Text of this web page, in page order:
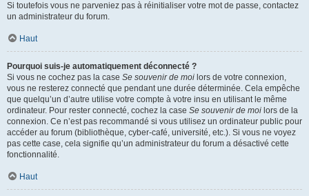
Si toutefois vous ne parveniez pas à réinitialiser votre mot de passe, contactez
un administrateur du forum.
Haut
Pourquoi suis-je automatiquement déconnecté ?
Si vous ne cochez pas la case Se souvenir de moi lors de votre connexion,
vous ne resterez connecté que pendant une durée déterminée. Cela empêche
que quelqu’un d’autre utilise votre compte à votre insu en utilisant le même
ordinateur. Pour rester connecté, cochez la case Se souvenir de moi lors de la
connexion. Ce n’est pas recommandé si vous utilisez un ordinateur public pour
accéder au forum (bibliothèque, cyber-café, université, etc.). Si vous ne voyez
pas cette case, cela signifie qu’un administrateur du forum a désactivé cette
fonctionnalité.
Haut